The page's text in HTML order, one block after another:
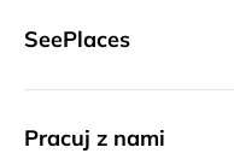
SeePlaces
Pracuj z nami